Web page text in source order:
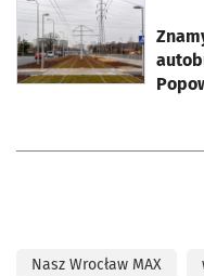
otworzy się w nowej
Nasz Wrocław MAX